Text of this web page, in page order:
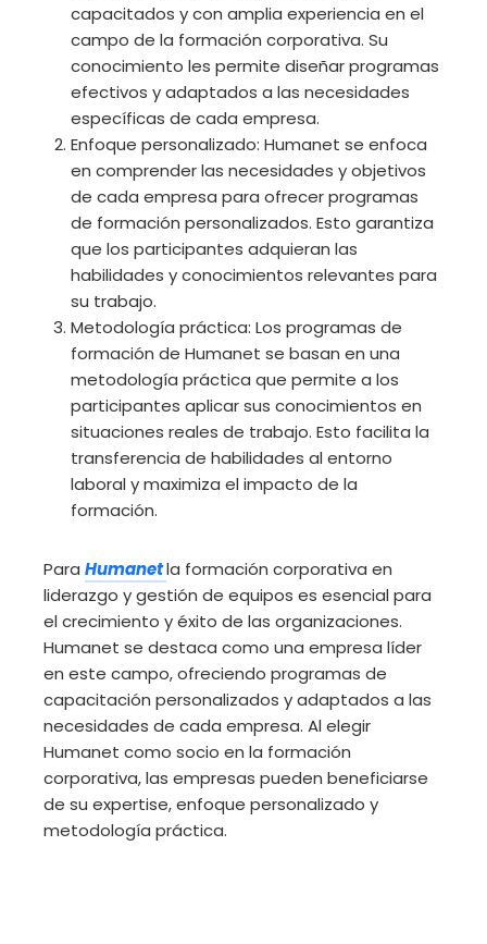
capacitados y con amplia experiencia en el
campo de la formación corporativa. Su
conocimiento les permite diseñar programas
efectivos y adaptados a las necesidades
específicas de cada empresa.
Enfoque personalizado: Humanet se enfoca
en comprender las necesidades y objetivos
de cada empresa para ofrecer programas
de formación personalizados. Esto garantiza
que los participantes adquieran las
habilidades y conocimientos relevantes para
su trabajo.
Metodología práctica: Los programas de
formación de Humanet se basan en una
metodología práctica que permite a los
participantes aplicar sus conocimientos en
situaciones reales de trabajo. Esto facilita la
transferencia de habilidades al entorno
laboral y maximiza el impacto de la
formación.
Para Humanetla formación corporativa en
liderazgo y gestión de equipos es esencial para
el crecimiento y éxito de las organizaciones.
Humanet se destaca como una empresa líder
en este campo, ofreciendo programas de
capacitación personalizados y adaptados a las
necesidades de cada empresa. Al elegir
Humanet como socio en la formación
corporativa, las empresas pueden beneficiarse
de su expertise, enfoque personalizado y
metodología práctica.